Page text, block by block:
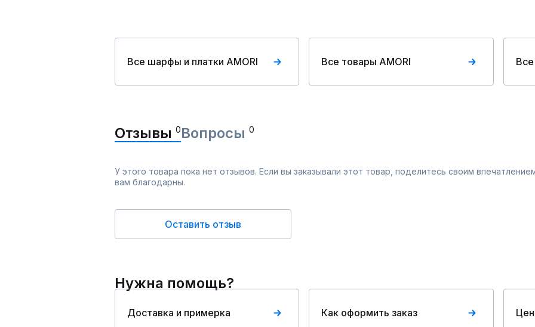
Все шарфы и платки AMORI Все товары AMORI
Отзывы 0Вопросы 0
У этого товара пока нет отзывов. Если вы заказывали этот товар, поделитесь своим
вам благодарны.
Оставить отзыв
Нужна помощь?
Доставка и примерка Как оформить заказ